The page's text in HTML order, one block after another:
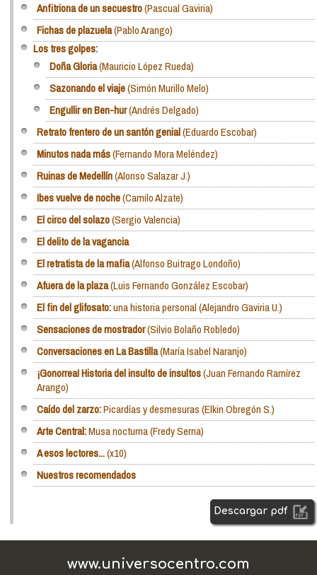
Anfitriona de un secuestro(Pascual Gaviria)
Fichas de plazuela(Pablo Arango)
Los tres golpes:
Doña Gloria(Mauricio López Rueda)
Sazonando el viaje(Simón Murillo Melo)
Engullir en Ben-hur(Andrés Delgado)
Retrato frentero de un santón genial(Eduardo Escobar)
Minutos nada más(Fernando Mora Meléndez)
Ruinas de Medellín(Alonso Salazar J.)
Ibes vuelve de noche(Camilo Alzate)
El circo del solazo(Sergio Valencia)
El delito de la vagancia
El retratista de la mafia(Alfonso Buitrago Londoño)
Afuera de la plaza(Luis Fernando González Escobar)
El fin del glifosato:una historia personal (Alejandro Gaviria U.)
Sensaciones de mostrador(Silvio Bolaño Robledo)
Conversaciones en La Bastilla(María Isabel Naranjo)
¡Gonorrea! Historia del insulto de insultos(Juan Fernando Ramírez
Arango)
Caído del zarzo:Picardías y desmesuras (Elkin Obregón S.)
Arte Central:Musa nocturna (Fredy Serna)
A esos lectores...(x10)
Nuestros recomendados
Descargar pdf
www.universocentro.com